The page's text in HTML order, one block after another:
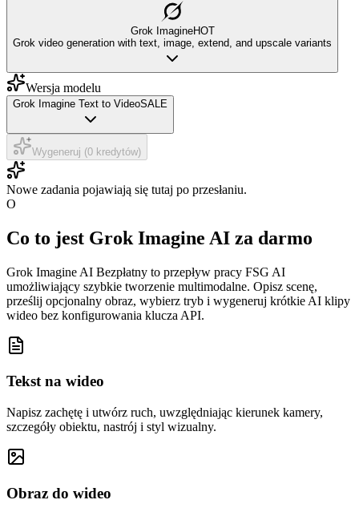
Grok ImagineHOT
Grok video generation with text, image, extend, and upscale variants
Wersja modelu
Grok Imagine Text to VideoSALE
Wygeneruj (0 kredytów)
Nowe zadania pojawiają się tutaj po przesłaniu.
O
Co to jest Grok Imagine AI za darmo
Grok Imagine AI Bezpłatny to przepływ pracy FSG AI
umożliwiający szybkie tworzenie multimodalne. Opisz scenę,
prześlij opcjonalny obraz, wybierz tryb i wygeneruj krótkie AI klipy
wideo bez konfigurowania klucza API.
Tekst na wideo
Napisz zachętę i utwórz ruch, uwzględniając kierunek kamery,
szczegóły obiektu, nastrój i styl wizualny.
Obraz do wideo